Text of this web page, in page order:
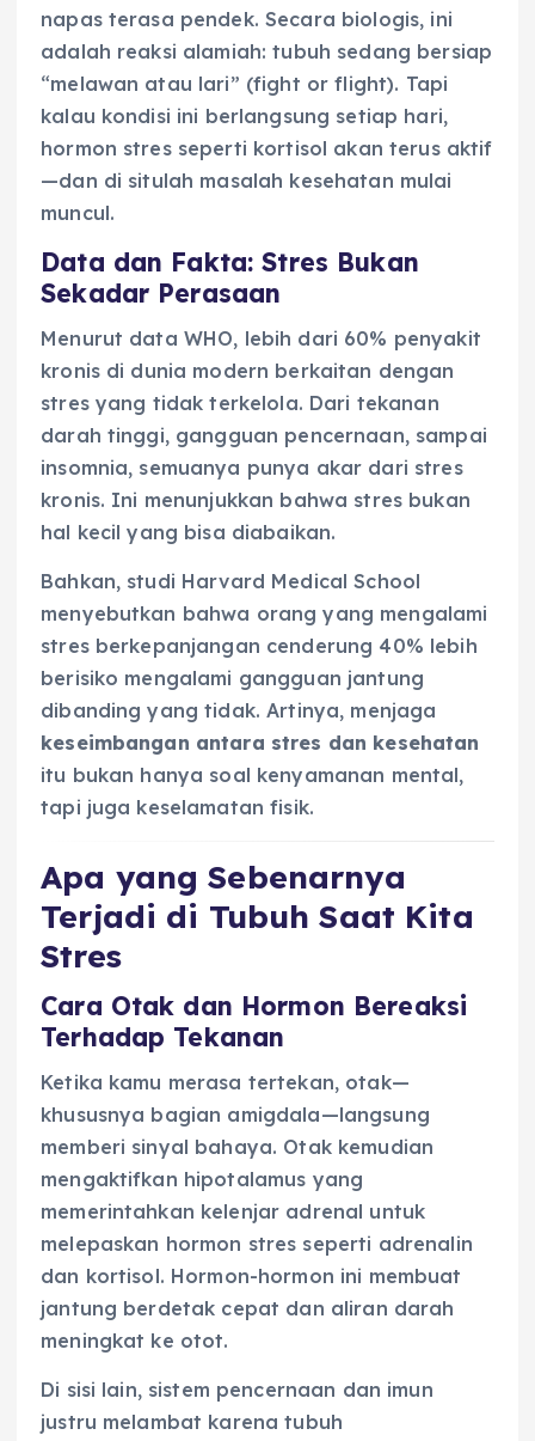
napas terasa pendek. Secara biologis, ini
adalah reaksi alamiah: tubuh sedang bersiap
“melawan atau lari” (fight or flight). Tapi
kalau kondisi ini berlangsung setiap hari,
hormon stres seperti kortisol akan terus aktif
—dan di situlah masalah kesehatan mulai
muncul.
Data dan Fakta: Stres Bukan
Sekadar Perasaan
Menurut data WHO, lebih dari 60% penyakit
kronis di dunia modern berkaitan dengan
stres yang tidak terkelola. Dari tekanan
darah tinggi, gangguan pencernaan, sampai
insomnia, semuanya punya akar dari stres
kronis. Ini menunjukkan bahwa stres bukan
hal kecil yang bisa diabaikan.
Bahkan, studi Harvard Medical School
menyebutkan bahwa orang yang mengalami
stres berkepanjangan cenderung 40% lebih
berisiko mengalami gangguan jantung
dibanding yang tidak. Artinya, menjaga
keseimbangan antara stres dan kesehatan
itu bukan hanya soal kenyamanan mental,
tapi juga keselamatan fisik.
Apa yang Sebenarnya
Terjadi di Tubuh Saat Kita
Stres
Cara Otak dan Hormon Bereaksi
Terhadap Tekanan
Ketika kamu merasa tertekan, otak—
khususnya bagian amigdala—langsung
memberi sinyal bahaya. Otak kemudian
mengaktifkan hipotalamus yang
memerintahkan kelenjar adrenal untuk
melepaskan hormon stres seperti adrenalin
dan kortisol. Hormon-hormon ini membuat
jantung berdetak cepat dan aliran darah
meningkat ke otot.
Di sisi lain, sistem pencernaan dan imun
justru melambat karena tubuh